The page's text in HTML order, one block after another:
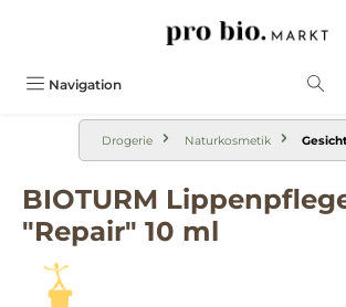
Navigation
Drogerie Naturkosmetik
BIOTURM
"Repair" 10 ml